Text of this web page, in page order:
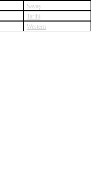
Savaş
Tarihi
Western